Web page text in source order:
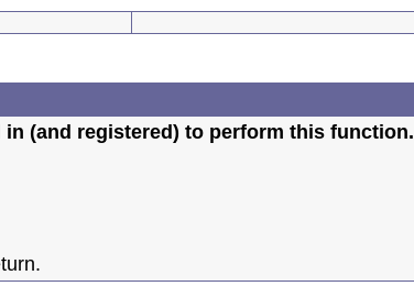
(and registered) to perform this function.